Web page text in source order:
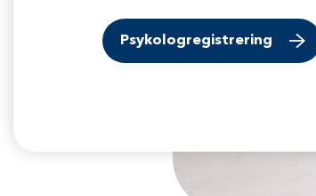
Psykologregistrering